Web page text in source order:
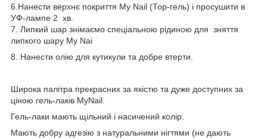
6.Нанести верхнє покриття My Nail (Тор-гель) і просушити в
УФ-лампе 2 хв.
7. Липкий шар знімаємо спеціальною рідиною для зняття
липкого шару My Nai
8. Нанести олію для кутикули та добре втерти.
Широка палітра прекрасних за якістю та дуже доступних за
ціною гель-лаків MyNail.
Гель-лаки мають щільний і насичений колір.
Мають добру адгезію з натуральними нігтями (не дають